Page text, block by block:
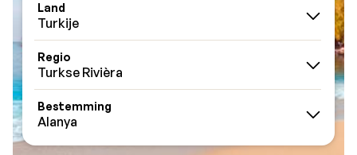
Land
Turkije
Regio
Turkse Rivièra
Bestemming
Alanya